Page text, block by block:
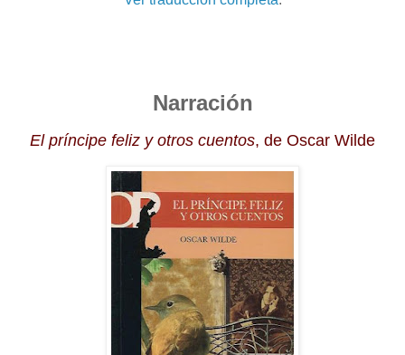
Narración
El príncipe feliz y otros cuentos, de Oscar Wilde